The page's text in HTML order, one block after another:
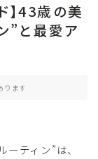
】43歳の美
”と最愛ア
ります
ティン”は、